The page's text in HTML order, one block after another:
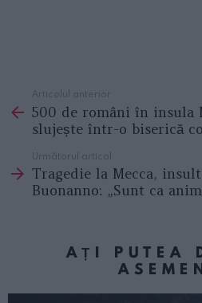
more
Articolul anterior
500 de români în insula
slujește într-o biserică
Următorul articol
Tragedie la Mecca,
Buonanno: „Sunt ca
AȚI PUTEA